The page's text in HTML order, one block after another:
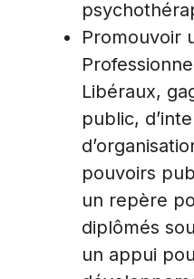
Promouvoir
Libéraux,
public,
pouvoirs
un repère
diplômés
un appui